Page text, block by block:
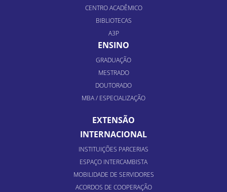
CENTRO ACADÊMICO
BIBLIOTECAS
A3P
ENSINO
GRADUAÇÃO
MESTRADO
DOUTORADO
MBA / ESPECIALIZAÇÃO
EXTENSÃO
INTERNACIONAL
INSTITUIÇÕES PARCERIAS
ESPAÇO INTERCAMBISTA
MOBILIDADE DE SERVIDORES
ACORDOS DE COOPERAÇÃO